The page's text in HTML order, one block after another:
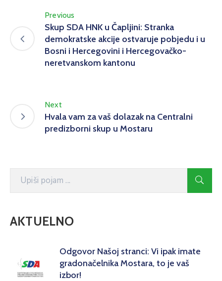
Previous
Skup SDA HNK u Čapljini: Stranka
demokratske akcije ostvaruje pobjedu i u
Bosni i Hercegovini i Hercegovačko-
neretvanskom kantonu
Next
Hvala vam za vaš dolazak na Centralni
predizborni skup u Mostaru
AKTUELNO
Odgovor Našoj stranci: Vi ipak imate
gradonačelnika Mostara, to je vaš
izbor!